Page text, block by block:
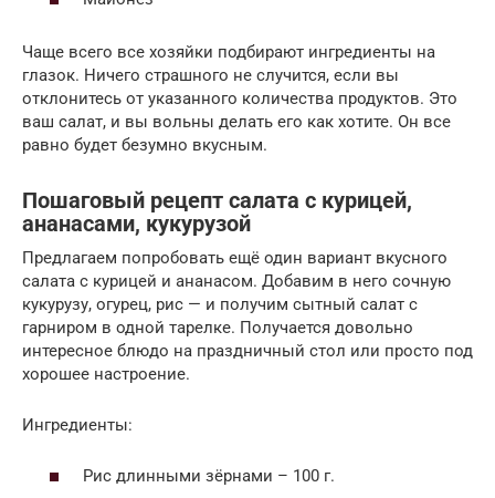
Чаще всего все хозяйки подбирают ингредиенты на
глазок. Ничего страшного не случится, если вы
отклонитесь от указанного количества продуктов. Это
ваш салат, и вы вольны делать его как хотите. Он все
равно будет безумно вкусным.
Пошаговый рецепт салата с курицей,
ананасами, кукурузой
Предлагаем попробовать ещё один вариант вкусного
салата с курицей и ананасом. Добавим в него сочную
кукурузу, огурец, рис — и получим сытный салат с
гарниром в одной тарелке. Получается довольно
интересное блюдо на праздничный стол или просто под
хорошее настроение.
Ингредиенты:
Рис длинными зёрнами – 100 г.